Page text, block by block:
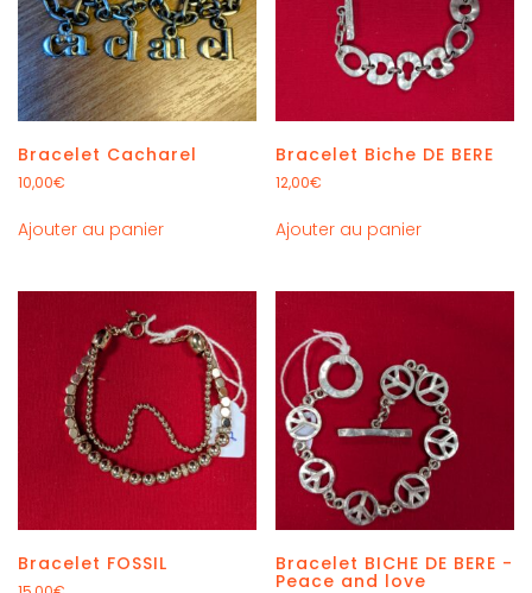
Bracelet Cacharel
10,00€
Ajouter au panier
Bracelet Biche DE BERE
12,00€
Ajouter au panier
Bracelet FOSSIL Bracelet BICHE DE BERE -
Peace and love